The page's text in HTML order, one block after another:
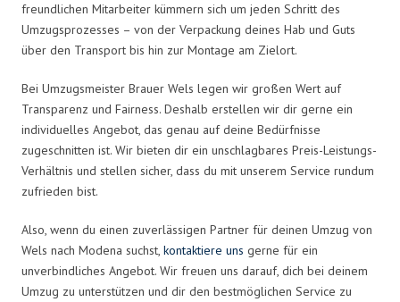
freundlichen Mitarbeiter kümmern sich um jeden Schritt des
Umzugsprozesses – von der Verpackung deines Hab und Guts
über den Transport bis hin zur Montage am Zielort.
Bei Umzugsmeister Brauer Wels legen wir großen Wert auf
Transparenz und Fairness. Deshalb erstellen wir dir gerne ein
individuelles Angebot, das genau auf deine Bedürfnisse
zugeschnitten ist. Wir bieten dir ein unschlagbares Preis-Leistungs-
Verhältnis und stellen sicher, dass du mit unserem Service rundum
zufrieden bist.
Also, wenn du einen zuverlässigen Partner für deinen Umzug von
Wels nach Modena suchst, kontaktiere uns gerne für ein
unverbindliches Angebot. Wir freuen uns darauf, dich bei deinem
Umzug zu unterstützen und dir den bestmöglichen Service zu